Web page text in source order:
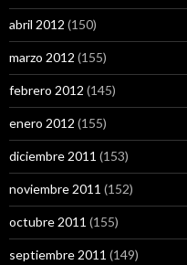
abril 2012 (150)
marzo 2012 (155)
febrero 2012 (145)
enero 2012 (155)
diciembre 2011 (153)
noviembre 2011 (152)
octubre 2011 (155)
septiembre 2011 (149)